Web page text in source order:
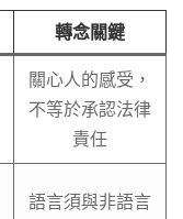
轉念關鍵
關心人的感受，
不等於承認法律
責任
語言須與非語言